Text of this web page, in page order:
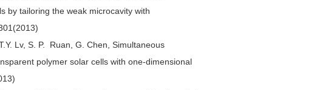
by tailoring the weak microcavity with
Lv, S. P. Ruan, G. Chen, Simultaneous
polymer solar cells with one-dimensional